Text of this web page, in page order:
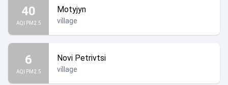
40
AQI PM2.5
Motyjyn
village
6
AQI PM2.5
Novi Petrivtsi
village